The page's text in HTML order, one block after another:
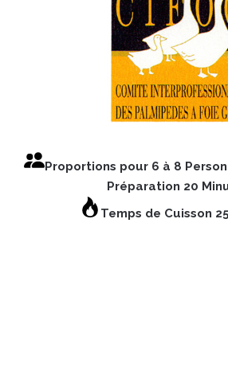
Proportions pour 6 à 8
Préparation 20
Temps de Cuisson